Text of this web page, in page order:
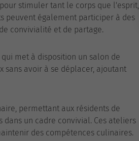
stimuler tant le corps que l'esprit,
peuvent également participer à des
convivialité et de partage.
qui met à disposition un salon de
sans avoir à se déplacer, ajoutant
permettant aux résidents de
un cadre convivial. Ces ateliers
des compétences culinaires.